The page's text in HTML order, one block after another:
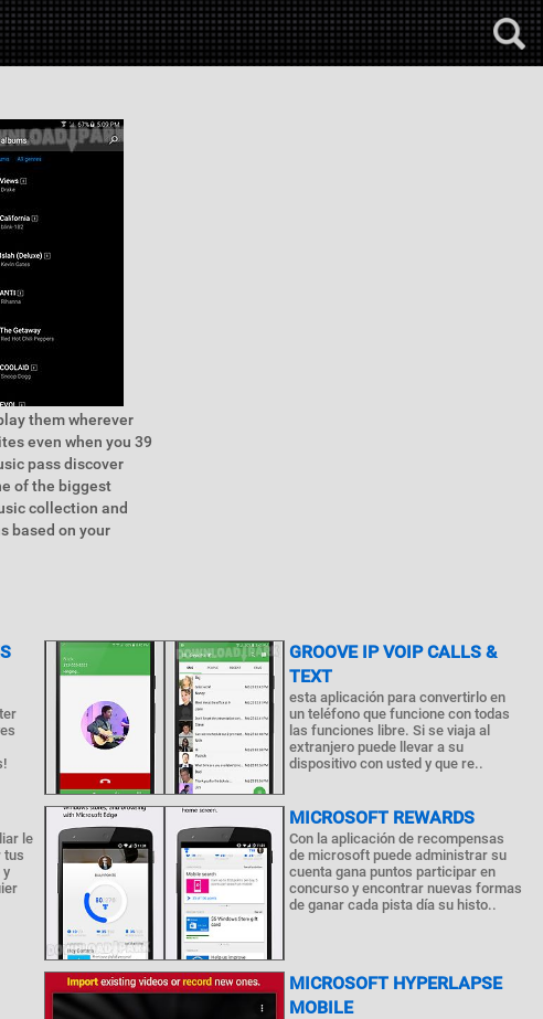
them wherever
even when you 39
pass discover
of the biggest
collection and
based on your
GROOVE IP VOIP CALLS &
TEXT
esta aplicación para convertirlo en
un teléfono que funcione con todas
las funciones libre. Si se viaja al
extranjero puede llevar a su
dispositivo con usted y que re..
le
tus
MICROSOFT REWARDS
Con la aplicación de recompensas
de microsoft puede administrar su
cuenta gana puntos participar en
concurso y encontrar nuevas formas
de ganar cada pista día su histo..
MICROSOFT HYPERLAPSE
MOBILE